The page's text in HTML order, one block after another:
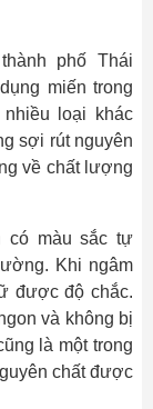
phố Thái
miến trong
loại khác
sợi rút nguyên
về chất lượng
có màu sắc tự
Khi ngâm
được độ chắc.
và không bị
là một trong
chất được